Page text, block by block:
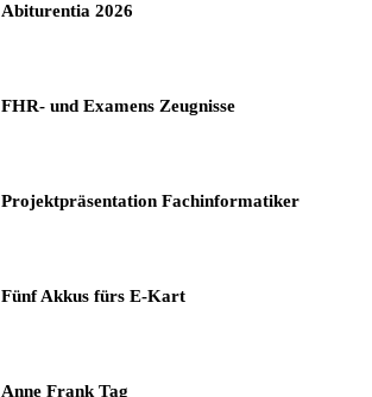
Abiturentia 2026
FHR- und Examens Zeugnisse
Projektpräsentation Fachinformatiker
Fünf Akkus fürs E-Kart
Anne Frank Tag